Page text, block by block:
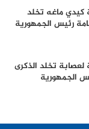
كيدي ماغه تخلد
رئيس الجمهورية
لعصابة تخلد الذكرى
الجمهورية